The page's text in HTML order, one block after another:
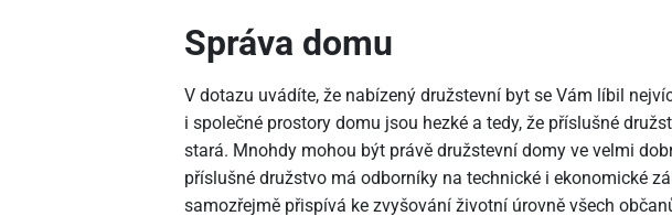
Správa domu
V dotazu uvádíte, že nabízený družstevní byt se Vám líbil
i společné prostory domu jsou hezké a tedy, že příslušné
stará. Mnohdy mohou být právě družstevní domy ve velmi
příslušné družstvo má odborníky na technické i ekonomické
samozřejmě přispívá ke zvyšování životní úrovně všech